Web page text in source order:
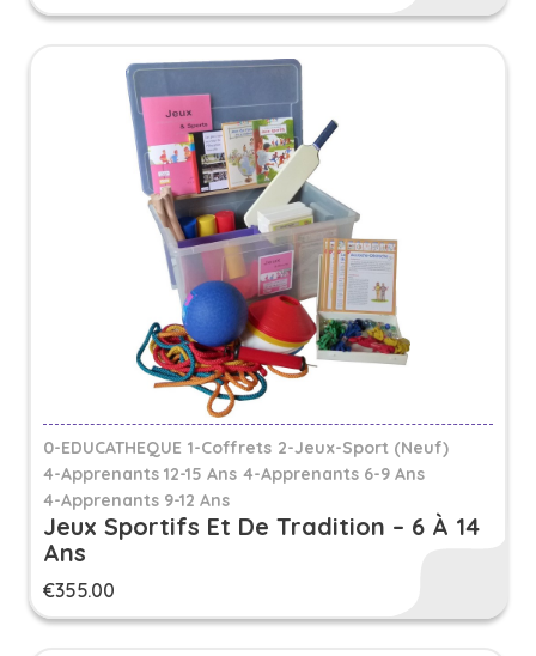
0-EDUCATHEQUE 1-Coffrets 2-Jeux-Sport (Neuf)
4-Apprenants 12-15 Ans 4-Apprenants 6-9 Ans
4-Apprenants 9-12 Ans
Jeux Sportifs Et De Tradition – 6 À 14
Ans
€355.00